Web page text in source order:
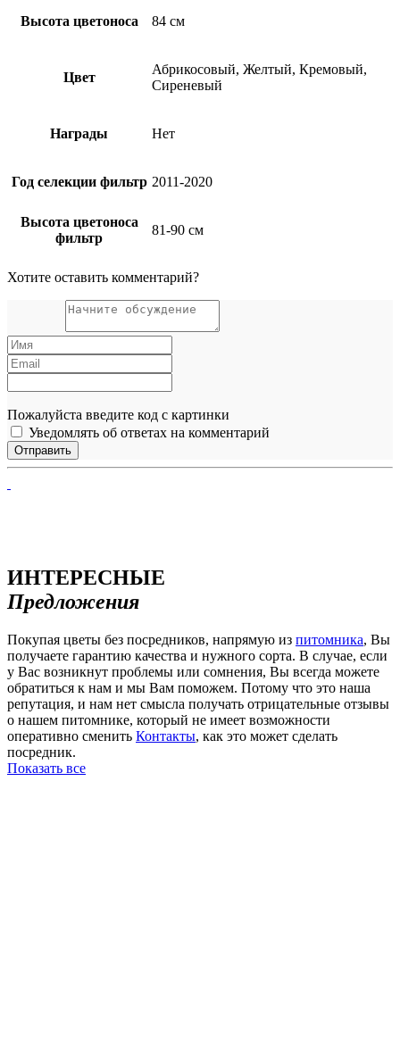
Высота цветоноса 84 см
Цвет
Абрикосовый, Желтый, Кремовый,
Сиреневый
Награды Нет
Год селекции фильтр 2011-2020
Высота цветоноса
фильтр
81-90 см
Хотите оставить комментарий?
Пожалуйста введите код с картинки
Уведомлять об ответах на комментарий
ИНТЕРЕСНЫЕ
Предложения
Покупая цветы без посредников, напрямую из питомника, Вы
получаете гарантию качества и нужного сорта. В случае, если
у Вас возникнут проблемы или сомнения, Вы всегда можете
обратиться к нам и мы Вам поможем. Потому что это наша
репутация, и нам нет смысла получать отрицательные отзывы
о нашем питомнике, который не имеет возможности
оперативно сменить Контакты, как это может сделать
посредник.
Показать все